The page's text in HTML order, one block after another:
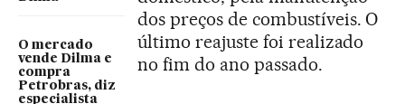
O mercado
vende Dilma e
compra
Petrobras, diz
especialista
dos preços de combustíveis. O
último reajuste foi realizado
no fim do ano passado.